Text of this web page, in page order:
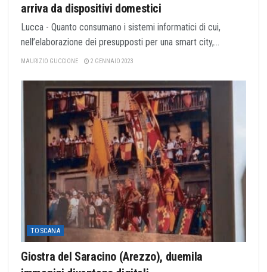
arriva da dispositivi domestici
Lucca - Quanto consumano i sistemi informatici di cui,
nell’elaborazione dei presupposti per una smart city,...
MAURIZIO GUCCIONE 2 GENNAIO 2023
TOSCANA
Giostra del Saracino (Arezzo), duemila